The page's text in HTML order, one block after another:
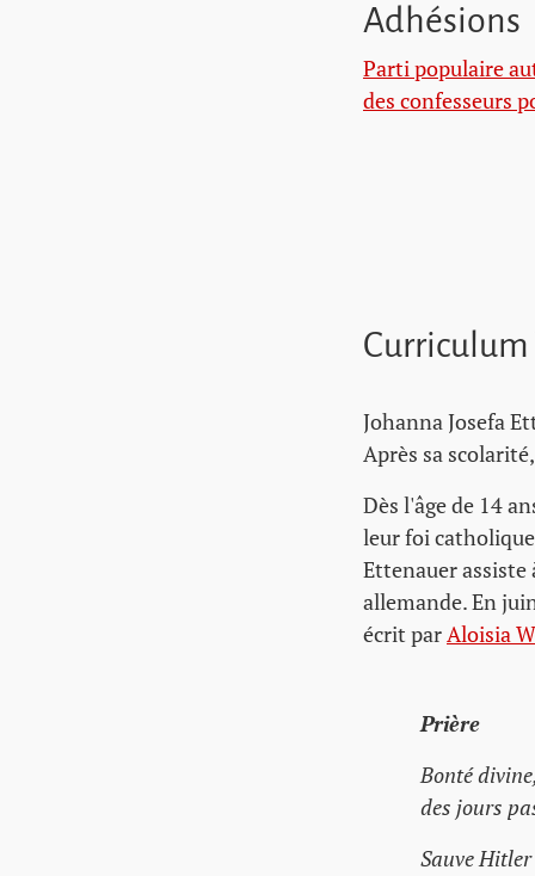
Adhésions
Parti populaire
des confesseurs
Johanna Josefa
Après sa
Dès l'âge de 14
leur foi
Ettenauer
allemande. En
écrit par Aloisia
Prière
Bonté
des jours
Sauve